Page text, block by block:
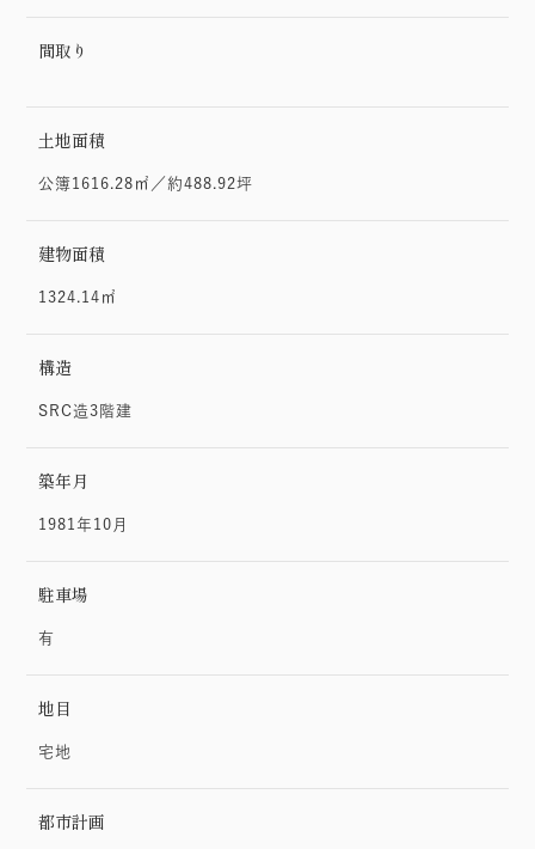
間取り
土地面積
公簿1616.28㎡／約488.92坪
建物面積
1324.14㎡
構造
SRC造3階建
築年月
1981年10月
駐車場
有
地目
宅地
都市計画